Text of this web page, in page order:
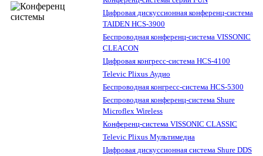
Цифровая дискуссионная конференц-система
TAIDEN HCS-3900
Беспроводная конференц-система VISSONIC
CLEACON
Цифровая конгресс-система HCS-4100
Televic Plixus Аудио
Беспроводная конгресс-система HCS-5300
Беспроводная конференц-система Shure
Microflex Wireless
Конференц-система VISSONIC CLASSIC
Televic Plixus Мультимедиа
Цифровая дискуссионная система Shure DDS